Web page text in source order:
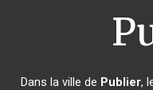
Dans la ville de Publier,